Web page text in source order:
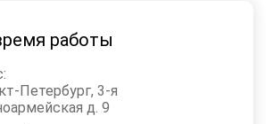
работы
Петербург, 3-я
д. 9